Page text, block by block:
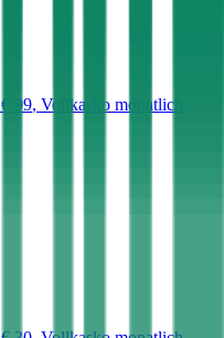
€ 99, Vollkasko monatlich